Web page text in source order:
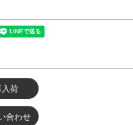
入荷
合わせ